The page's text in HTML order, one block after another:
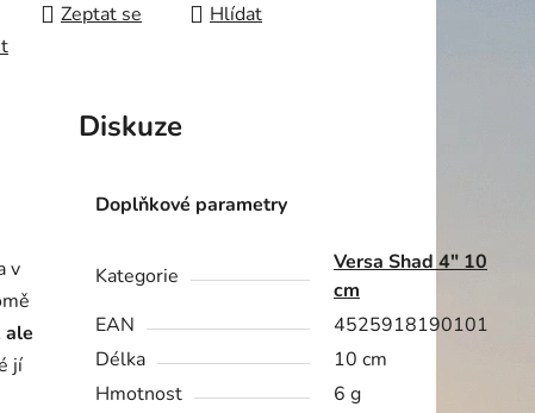
Zeptat se
Hlídat
Diskuze
v
ale
jí
Doplňkové parametry
Kategorie
Versa Shad 4" 10
cm
EAN
4525918190101
Délka
10 cm
Hmotnost
6 g